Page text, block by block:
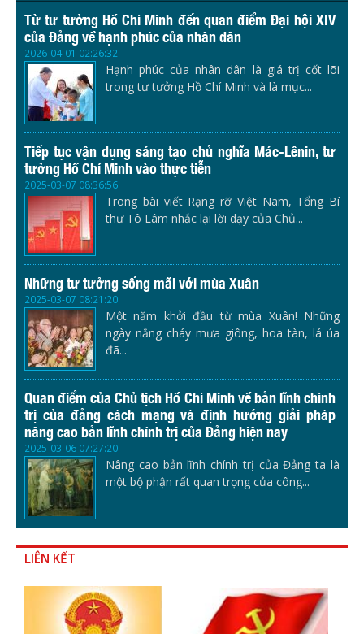
Từ tư tưởng Hồ Chí Minh đến quan điểm Đại hội XIV
của Đảng về hạnh phúc của nhân dân
2026-04-01 02:26:32
Hạnh phúc của nhân dân là giá trị cốt lõi
trong tư tưởng Hồ Chí Minh và là mục...
Tiếp tục vận dụng sáng tạo chủ nghĩa Mác-Lênin, tư
tưởng Hồ Chí Minh vào thực tiễn
2025-03-07 08:36:56
Trong bài viết Rạng rỡ Việt Nam, Tổng Bí
thư Tô Lâm nhắc lại lời dạy của Chủ...
Những tư tưởng sống mãi với mùa Xuân
2025-03-07 08:21:20
Một năm khởi đầu từ mùa Xuân! Những
ngày nắng cháy mưa giông, hoa tàn, lá úa
đã...
Quan điểm của Chủ tịch Hồ Chí Minh về bản lĩnh chính
trị của đảng cách mạng và định hướng giải pháp
nâng cao bản lĩnh chính trị của Đảng hiện nay
2025-03-06 07:27:20
Nâng cao bản lĩnh chính trị của Đảng ta là
một bộ phận rất quan trọng của công...
LIÊN KẾT